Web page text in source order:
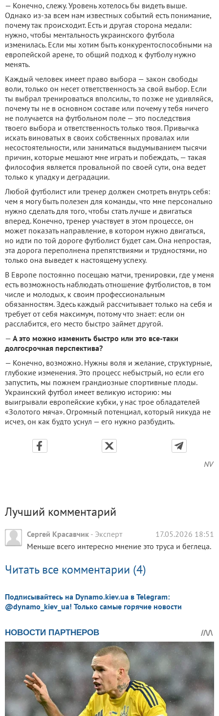
— Конечно, слежу. Уровень хотелось бы видеть выше.
Однако из-за всем нам известных событий есть понимание,
почему так происходит. Есть и другая сторона медали:
нужно, чтобы ментальность украинского футбола
изменилась. Если мы хотим быть конкурентоспособными на
европейской арене, то общий подход к футболу нужно
менять.
Каждый человек имеет право выбора — закон свободы
воли, только он несет ответственность за свой выбор. Если
ты выбрал тренироваться вполсилы, то позже не удивляйся,
почему ты не в основном составе или почему у тебя ничего
не получается на футбольном поле — это последствия
твоего выбора и ответственность только твоя. Привычка
искать виноватых в своих собственных провалах или
несостоятельности, или заниматься выдумыванием тысячи
причин, которые мешают мне играть и побеждать, — такая
философия является провальной по своей сути, она ведет
только к упадку и деградации.
Любой футболист или тренер должен смотреть внутрь себя:
чем я могу быть полезен для команды, что мне персонально
нужно сделать для того, чтобы стать лучше и двигаться
вперед. Конечно, тренер участвует в этом процессе, он
может показать направление, в котором нужно двигаться,
но идти по той дороге футболист будет сам. Она непростая,
эта дорога переполнена препятствиями и трудностями, но
только она выведет к настоящему успеху.
В Европе постоянно посещаю матчи, тренировки, где у меня
есть возможность наблюдать отношение футболистов, в том
числе и молодых, к своим профессиональным
обязанностям. Здесь каждый рассчитывает только на себя и
требует от себя максимум, потому что знает: если он
расслабится, его место быстро займет другой.
— А это можно изменить быстро или это все-таки
долгосрочная перспектива?
— Конечно, возможно. Нужны воля и желание, структурные,
глубокие изменения. Это процесс небыстрый, но если его
запустить, мы пожнем грандиозные спортивные плоды.
Украинский футбол имеет великую историю: мы
выигрывали европейские кубки, у нас трое обладателей
«Золотого мяча». Огромный потенциал, который никуда не
исчез, он как будто уснул — его нужно разбудить.
NV
Лучший комментарий
Сергей Красавчик - Эксперт
17.05.2026 18:51
Меньше всего интересно мнение это труса и беглеца.
Читать все комментарии (4)
Подписывайтесь на Dynamo.kiev.ua в Telegram:
@dynamo_kiev_ua! Только самые горячие новости